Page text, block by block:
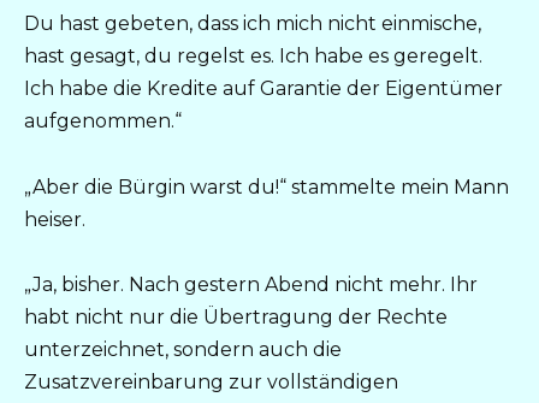
Du hast gebeten, dass ich mich nicht einmische,
hast gesagt, du regelst es. Ich habe es geregelt.
Ich habe die Kredite auf Garantie der Eigentümer
aufgenommen.“
„Aber die Bürgin warst du!“ stammelte mein Mann
heiser.
„Ja, bisher. Nach gestern Abend nicht mehr. Ihr
habt nicht nur die Übertragung der Rechte
unterzeichnet, sondern auch die
Zusatzvereinbarung zur vollständigen